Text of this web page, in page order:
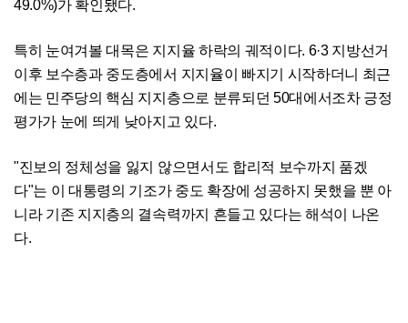
49.0%)가 확인됐다.
특히 눈여겨볼 대목은 지지율 하락의 궤적이다. 6·3 지방선거
이후 보수층과 중도층에서 지지율이 빠지기 시작하더니 최근
에는 민주당의 핵심 지지층으로 분류되던 50대에서조차 긍정
평가가 눈에 띄게 낮아지고 있다.
"진보의 정체성을 잃지 않으면서도 합리적 보수까지 품겠
다"는 이 대통령의 기조가 중도 확장에 성공하지 못했을 뿐 아
니라 기존 지지층의 결속력까지 흔들고 있다는 해석이 나온
다.